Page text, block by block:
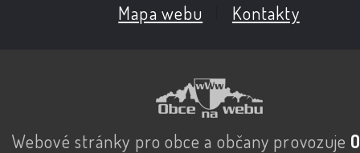
Mapa webu
Kontakty
Webové stránky pro obce a občany provozuje